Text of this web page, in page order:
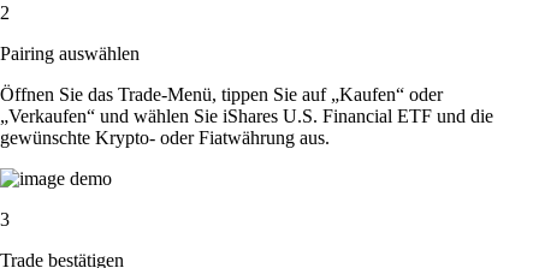
2
Pairing auswählen
Öffnen Sie das Trade-Menü, tippen Sie auf „Kaufen“ oder
„Verkaufen“ und wählen Sie iShares U.S. Financial ETF und die
gewünschte Krypto- oder Fiatwährung aus.
3
Trade bestätigen